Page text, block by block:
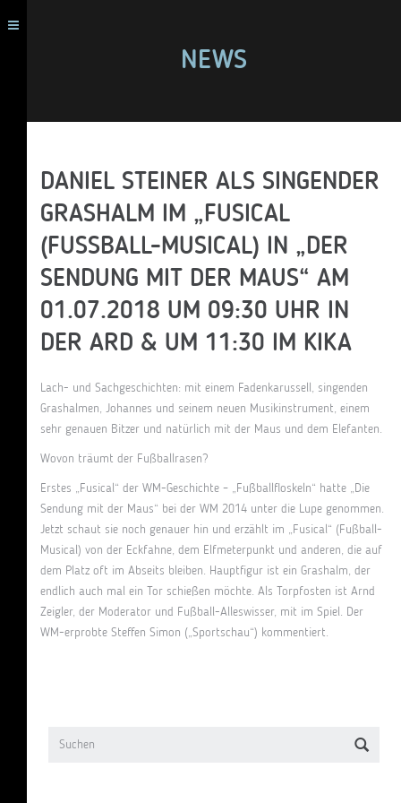
NEWS
DANIEL STEINER ALS SINGENDER
GRASHALM IM „FUSICAL
(FUSSBALL-MUSICAL) IN „DER S
ENDUNG MIT DER MAUS“ AM 0
1.07.2018 UM 09:30 UHR IN D
ER ARD & UM 11:30 IM KIKA
Lach- und Sachgeschichten: mit einem Fadenkarussell, singenden
Grashalmen, Johannes und seinem neuen Musikinstrument, einem
sehr genauen Bitzer und natürlich mit der Maus und dem Elefanten.
Wovon träumt der Fußballrasen?
Erstes „Fusical“ der WM-Geschichte – „Fußballfloskeln“ hatte „Die
Sendung mit der Maus“ bei der WM 2014 unter die Lupe genommen.
Jetzt schaut sie noch genauer hin und erzählt im „Fusical“ (Fußball-
Musical) von der Eckfahne, dem Elfmeterpunkt und anderen, die auf
dem Platz oft im Abseits bleiben. Hauptfigur ist ein Grashalm, der
endlich auch mal ein Tor schießen möchte. Als Torpfosten ist Arnd
Zeigler, der Moderator und Fußball-Alleswisser, mit im Spiel. Der
WM-erprobte Steffen Simon („Sportschau“) kommentiert.